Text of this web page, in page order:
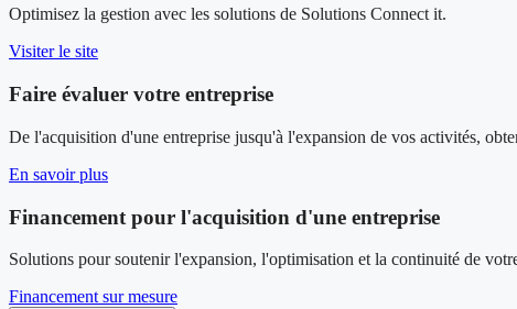
Optimisez la gestion avec les solutions de Solutions Connect it.
Visiter le site
Faire évaluer votre entreprise
De l'acquisition d'une entreprise jusqu'à l'expansion de vos activités,
En savoir plus
Financement pour l'acquisition d'une entreprise
Solutions pour soutenir l'expansion, l'optimisation et la continuité de
Financement sur mesure